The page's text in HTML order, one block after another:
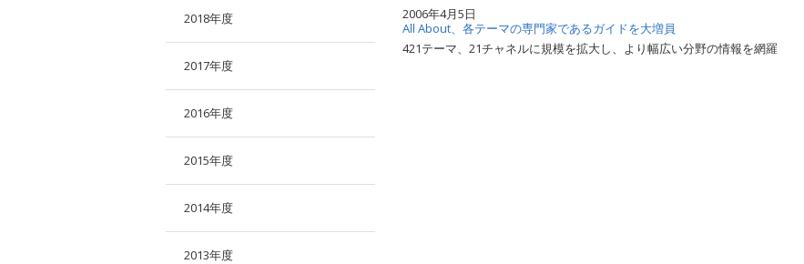
2006年4月5日
All About、各テーマの専門家であるガイドを大増員
421テーマ、21チャネルに規模を拡大し、より幅広い分野の情報を網羅
2018年度
2017年度
2016年度
2015年度
2014年度
2013年度